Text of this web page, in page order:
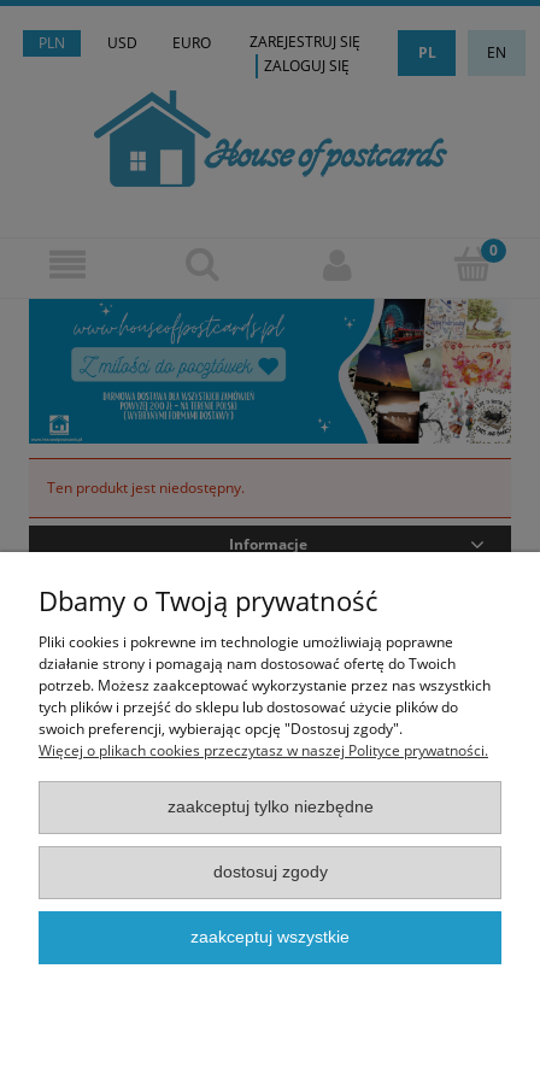
PLN USD EURO PL EN
ZAREJESTRUJ SIĘ
ZALOGUJ SIĘ
Ten produkt jest niedostępny.
Informacje
Moje konto
O nas
Realizacja - onisoft.pl|Sklep internetowy shoper
pokaż pełną wersję strony
Dbamy o Twoją prywatność
Pliki cookies i pokrewne im technologie umożliwiają poprawne
działanie strony i pomagają nam dostosować ofertę do Twoich
potrzeb. Możesz zaakceptować wykorzystanie przez nas wszystkich
tych plików i przejść do sklepu lub dostosować użycie plików do
swoich preferencji, wybierając opcję "Dostosuj zgody".
Więcej o plikach cookies przeczytasz w naszej Polityce prywatności.
zaakceptuj tylko niezbędne
dostosuj zgody
zaakceptuj wszystkie